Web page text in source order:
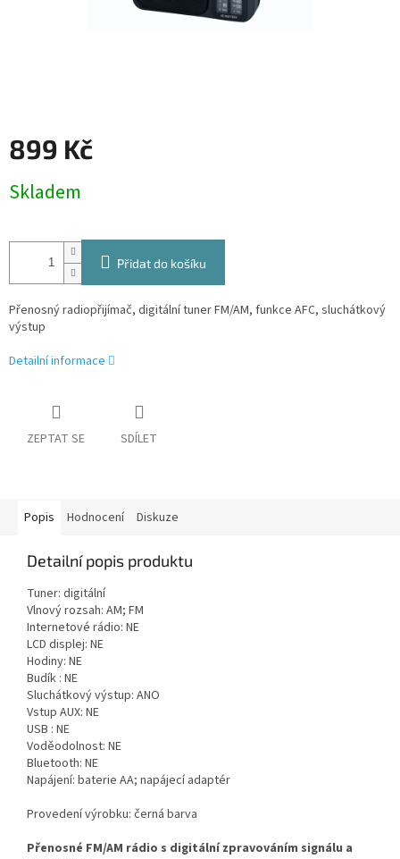
899 Kč
cena:
Skladem
Přidat do košíku
Přenosný radiopřijímač, digitální tuner FM/AM, funkce AFC, sluchátkový
výstup
Detailní informace
ZEPTAT SE SDÍLET
Popis Hodnocení Diskuze
Detailní popis produktu
Tuner: digitální
Vlnový rozsah: AM; FM
Internetové rádio: NE
LCD displej: NE
Hodiny: NE
Budík : NE
Sluchátkový výstup: ANO
Vstup AUX: NE
USB : NE
Voděodolnost: NE
Bluetooth: NE
Napájení: baterie AA; napájecí adaptér
Provedení výrobku: černá barva
Přenosné FM/AM rádio s digitální zpravováním signálu a